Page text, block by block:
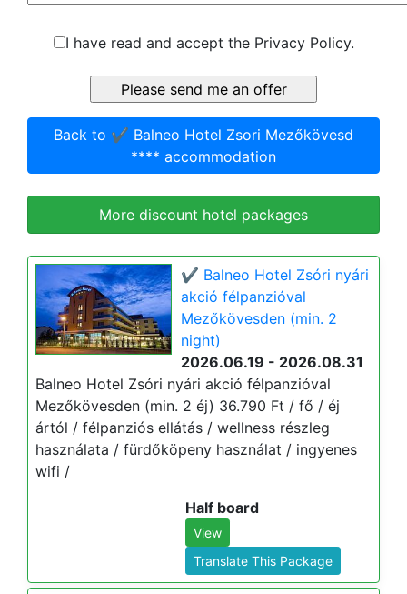
I have read and accept the Privacy Policy.
Back to ✔️ Balneo Hotel Zsori Mezőkövesd
**** accommodation
More discount hotel packages
✔️ Balneo Hotel Zsóri nyári
akció félpanzióval
Mezőkövesden (min. 2
night)
2026.06.19 - 2026.08.31
Balneo Hotel Zsóri nyári akció félpanzióval
Mezőkövesden (min. 2 éj) 36.790 Ft / fő / éj
ártól / félpanziós ellátás / wellness részleg
használata / fürdőköpeny használat / ingyenes
wifi /
Half board
View
Translate This Package